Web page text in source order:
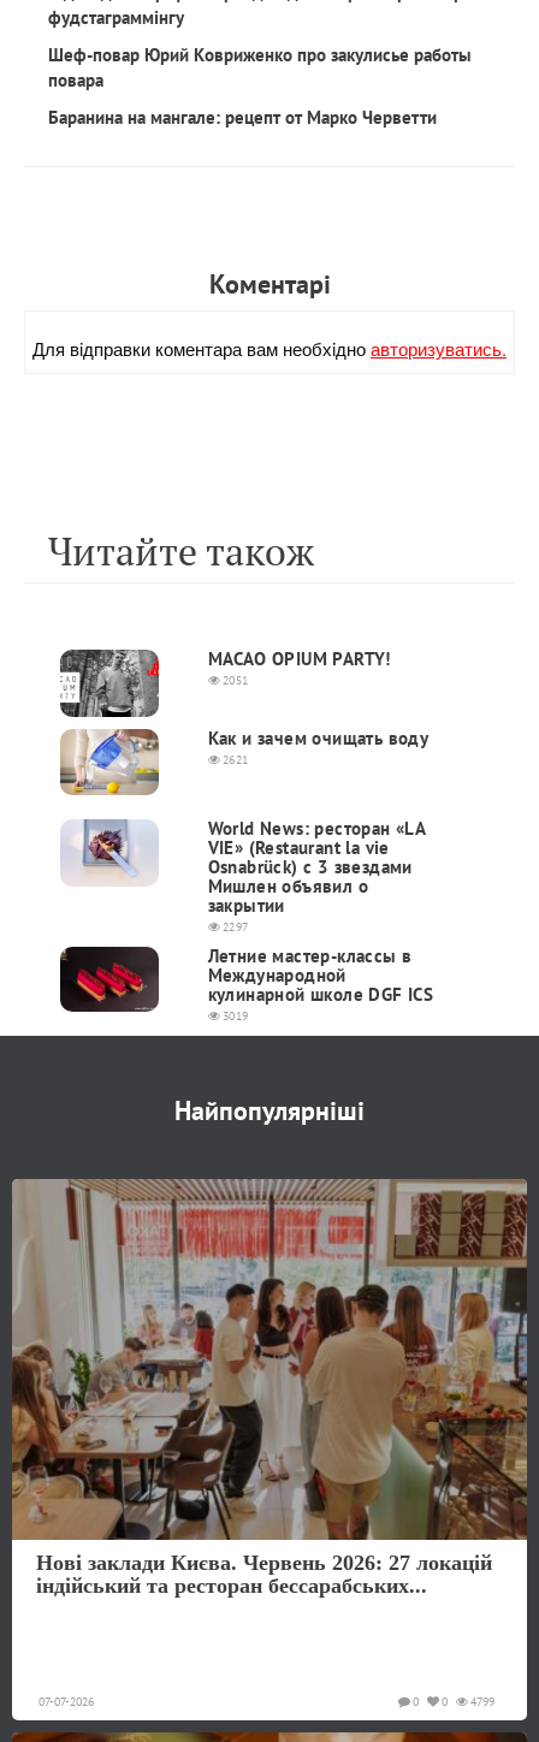
фудстаграммінгу
Шеф-повар Юрий Ковриженко про закулисье работы
повара
Баранина на мангале: рецепт от Марко Черветти
Коментарi
Для вiдправки коментара вам необхiдноавторизуватись.
Читайте також
MACAO OPIUM PARTY!
2051
Как и зачем очищать воду
2621
World News: ресторан «LA
VIE» (Restaurant la vie
Osnabrück) с 3 звездами
Мишлен объявил о
закрытии
2297
Летние мастер-классы в
Международной
кулинарной школе DGF ICS
3019
Найпопулярніші
Нові заклади Києва. Червень 2026: 27 локацій
індійський та ресторан бессарабських...
07-07-2026 4799
0
0